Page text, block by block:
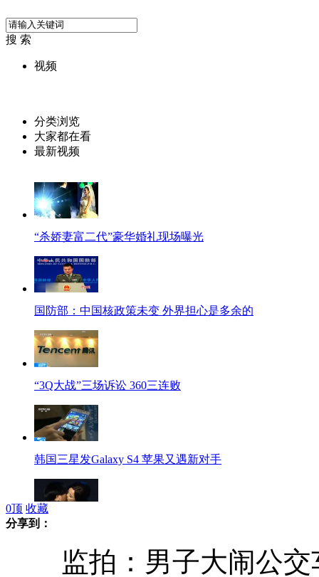
搜 索
视频
分类浏览
大家都在看
最新视频
“杀娇妻富二代”豪华婚礼现场曝光
国防部：中国核政策未变 外界担心是多余的
“3Q大战”三场诉讼 360三连败
韩国三星发Galaxy S4 苹果又遇新对手
实拍刘晓庆嘴对嘴激吻女导演
0顶 收藏
分享到：
监拍：男子大闹公交